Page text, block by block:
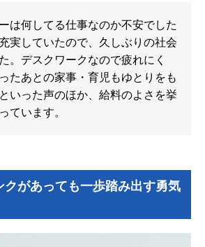
は何してる仕事なのか不安でした
実していたので、久しぶりの社会
。デスクワークなので疲れにく
たあとの家事・育児もゆとりをも
いった声のほか、給料のよさを挙
ています。
クがあっても一歩踏み出す勇気